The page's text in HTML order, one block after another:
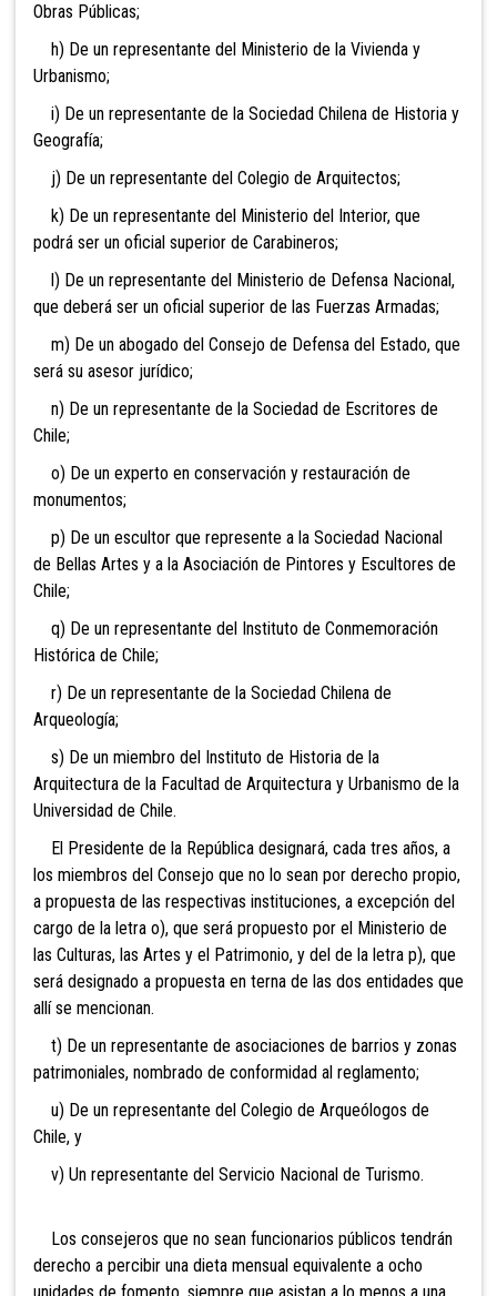
Obras Públicas;
h) De un representante del Ministerio de la Vivienda y
Urbanismo;
i) De un representante de la Sociedad Chilena de Historia y
Geografía;
j) De un representante del Colegio de Arquitectos;
k) De un representante del Ministerio del Interior, que
podrá ser un oficial superior de Carabineros;
l) De un representante del Ministerio de Defensa Nacional,
que deberá ser un oficial superior de las Fuerzas Armadas;
m) De un abogado del Consejo de Defensa del Estado, que
será su asesor jurídico;
n) De un representante de la Sociedad de Escritores de
Chile;
o) De un experto en conservación y restauración de
monumentos;
p) De un escultor que represente a la Sociedad Nacional
de Bellas Artes y a la Asociación de Pintores y Escultores de
Chile;
q) De un representante del Instituto de Conmemoración
Histórica de Chile;
r) De un representante de la Sociedad Chilena de
Arqueología;
s) De un miembro del Instituto de Historia de la
Arquitectura de la Facultad de Arquitectura y Urbanismo de la
Universidad de Chile.
El Presidente de la República designará, cada tres años, a
los miembros del Consejo que no lo sean por derecho propio,
a propuesta de las respectivas instituciones, a excepción del
cargo de la letra o), que será propuesto por el Ministerio de
las Culturas, las Artes y el Patrimonio, y del de la letra p), que
será designado a propuesta en terna de las dos entidades que
allí se mencionan.
t) De un representante de asociaciones de barrios y zonas
patrimoniales, nombrado de conformidad al reglamento;
u) De un representante del Colegio de Arqueólogos de
Chile, y
v) Un representante del Servicio Nacional de Turismo.
Los consejeros que no sean funcionarios públicos tendrán
derecho a percibir una dieta mensual equivalente a ocho